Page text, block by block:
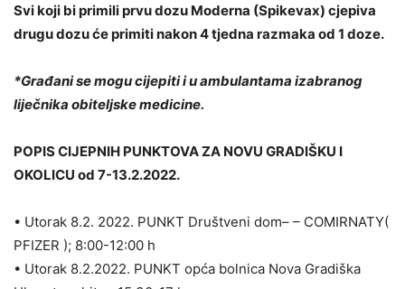
Svi koji bi primili prvu dozu Moderna (Spikevax) cjepiva
drugu dozu će primiti nakon 4 tjedna razmaka od 1 doze.
*Građani se mogu cijepiti i u ambulantama izabranog
liječnika obiteljske medicine.
POPIS CIJEPNIH PUNKTOVA ZA NOVU GRADIŠKU I
OKOLICU od 7-13.2.2022.
• Utorak 8.2. 2022. PUNKT Društveni dom– – COMIRNATY(
PFIZER ); 8:00-12:00 h
• Utorak 8.2.2022. PUNKT opća bolnica Nova Gradiška